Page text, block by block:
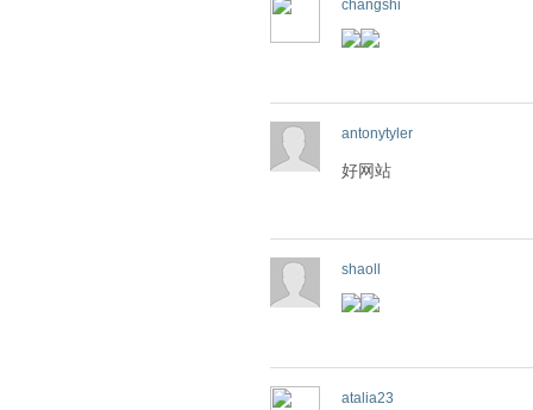
changshi
antonytyler
好网站
shaoll
atalia23